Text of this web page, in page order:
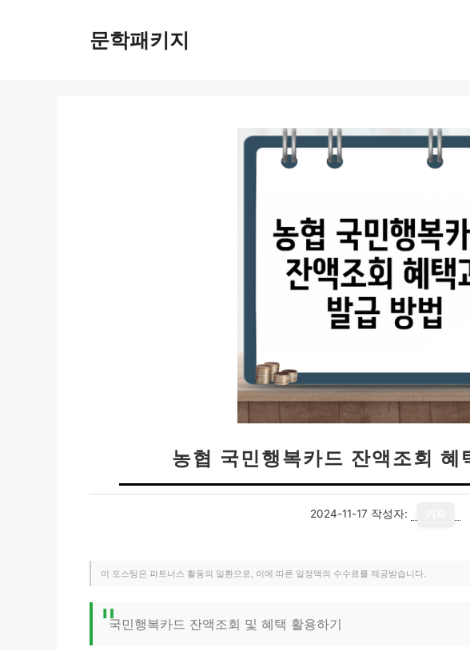
문학패키지
농협 국민행복카드 잔액조회 혜
2024-11-17 작성자:
이 포스팅은 파트너스 활동의 일환으로, 이에 따른 일정액의 수수료를 제공받습니다.
국민행복카드 잔액조회 및 혜택 활용하기